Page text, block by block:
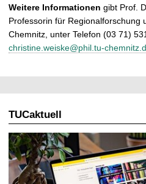
Weitere Informationen gibt Prof.
Professorin für Regionalforschung
Chemnitz, unter Telefon (03 71)
christine.weiske@phil.tu-
TUCaktuell